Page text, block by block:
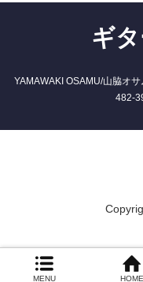
ギ
YAMAWAKI OSAMU/山脇
482-
MENU HOME